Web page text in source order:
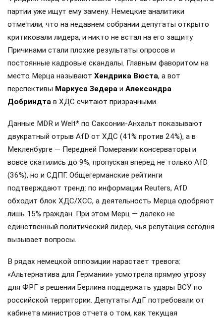
партии уже ищут ему замену. Немецкие аналитики
отметили, что на недавнем собрании депутаты открыто
критиковали лидера, и никто не встал на его защиту.
Причинами стали плохие результаты опросов и
постоянные кадровые скандалы. Главным фаворитом на
место Мерца называют Хендрика Вюста, а вот
перспективы Маркуса Зедера и Александра
Добриндта в ХДС считают призрачными.
Данные MDR и Welt* по Саксонии-Анхальт показывают
двукратный отрыв AfD от ХДС (41% против 24%), а в
Мекленбурге — Передней Померании консерваторы и
вовсе скатились до 9%, пропуская вперед не только AfD
(36%), но и СДПГ. Общегерманские рейтинги
подтверждают тренд: по информации Reuters, AfD
обходит блок ХДС/ХСС, а деятельность Мерца одобряют
лишь 15% граждан. При этом Мерц — далеко не
единственный политический лидер, чья репутация сегодня
вызывает вопросы.
В рядах немецкой оппозиции нарастает тревога:
«Альтернатива для Германии» усмотрела прямую угрозу
для ФРГ в решении Берлина поддержать удары ВСУ по
российской территории. Депутаты АдГ потребовали от
кабинета министров отчета о том, как текущая